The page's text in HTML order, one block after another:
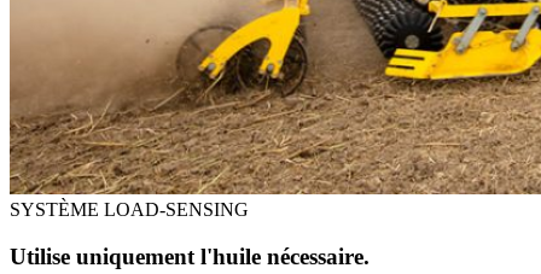
SYSTÈME LOAD-SENSING
Utilise uniquement l'huile nécessaire.